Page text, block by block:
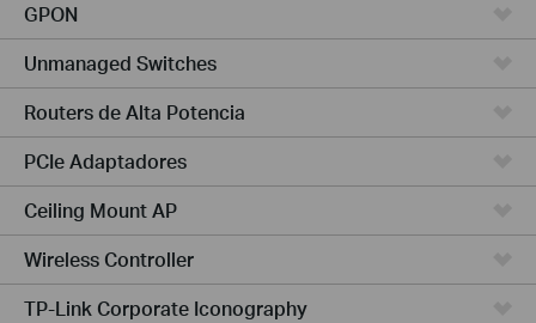
GPON
Unmanaged Switches
Routers de Alta Potencia
PCIe Adaptadores
Ceiling Mount AP
Wireless Controller
TP-Link Corporate Iconography